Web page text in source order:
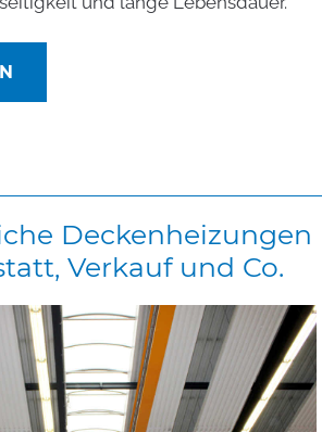
Deckenheizungen
Verkauf und Co.